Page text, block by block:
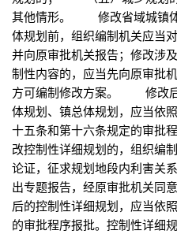
其他情形。 修改省域城镇体
体规划前，组织编制机关应当
并向原审批机关报告；修改涉
制性内容的，应当先向原审批
方可编制修改方案。 修改后
体规划、镇总体规划，应当依
十五条和第十六条规定的审
改控制性详细规划的，组织编
论证，征求规划地段内利害关
出专题报告，经原审批机关同
后的控制性详细规划，应当依
的审批程序报批。控制性详细